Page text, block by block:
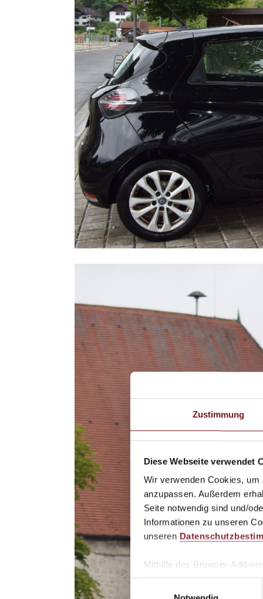
Zustimmung
Diese Webseite verwendet
Wir verwenden Cookies,
anzupassen. Außerdem
Seite notwendig sind und/
Informationen zu unseren
unseren
Mithilfe des Browser-Add-
Website-Besucher
möchten, laden Sie das